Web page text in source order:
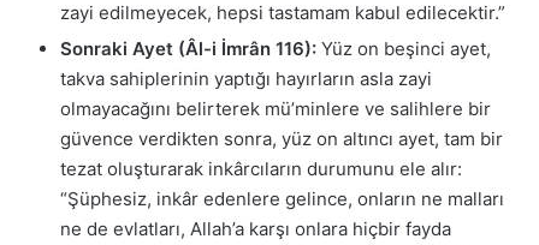
zayi edilmeyecek, hepsi tastamam kabul edilecektir.”
Sonraki Ayet (Âl-i İmrân 116): Yüz on beşinci ayet,
takva sahiplerinin yaptığı hayırların asla zayi
olmayacağını belirterek mü’minlere ve salihlere bir
güvence verdikten sonra, yüz on altıncı ayet, tam bir
tezat oluşturarak inkârcıların durumunu ele alır:
“Şüphesiz, inkâr edenlere gelince, onların ne malları
ne de evlatları, Allah’a karşı onlara hiçbir fayda